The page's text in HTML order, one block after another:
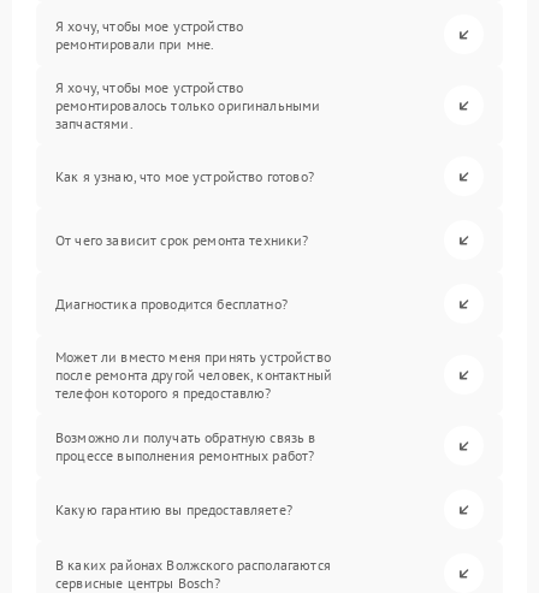
Я хочу, чтобы мое устройство
ремонтировали при мне.
Я хочу, чтобы мое устройство
ремонтировалось только оригинальными
запчастями.
Как я узнаю, что мое устройство готово?
От чего зависит срок ремонта техники?
Диагностика проводится бесплатно?
Может ли вместо меня принять устройство
после ремонта другой человек, контактный
телефон которого я предоставлю?
Возможно ли получать обратную связь в
процессе выполнения ремонтных работ?
Какую гарантию вы предоставляете?
В каких районах Волжского располагаются
сервисные центры Bosch?